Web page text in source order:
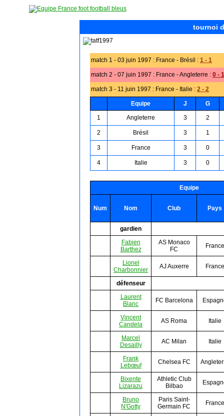
tournoi
match 1 - 03 juin 1997 : France - Brésil : 1 - 1
match 2 - 07 juin 1997 : France - Angleterre : 0 - 1
match 3 - 11 juin 1997 : France - Italie : 2 - 2
Equipe J
G
1
Angleterre 3 2
2 Brésil 3 1
3 France 3 0
4 Italie 3 0
Equipe
Num Nom Club Pays
gardien
Fabien
Barthez
AS Monaco
FC
France
Lionel
Charbonnier
AJ Auxerre France
défenseur
Laurent
Blanc
FC Barcelona
Vincent
Candela
AS Roma Italie
Marcel
Desailly
AC Milan Italie
Frank
Lebœuf
Chelsea FC
Bixente
Lizarazu
Athletic Club
Bilbao
Bruno
N'Gotty
Paris Saint-
Germain FC
France